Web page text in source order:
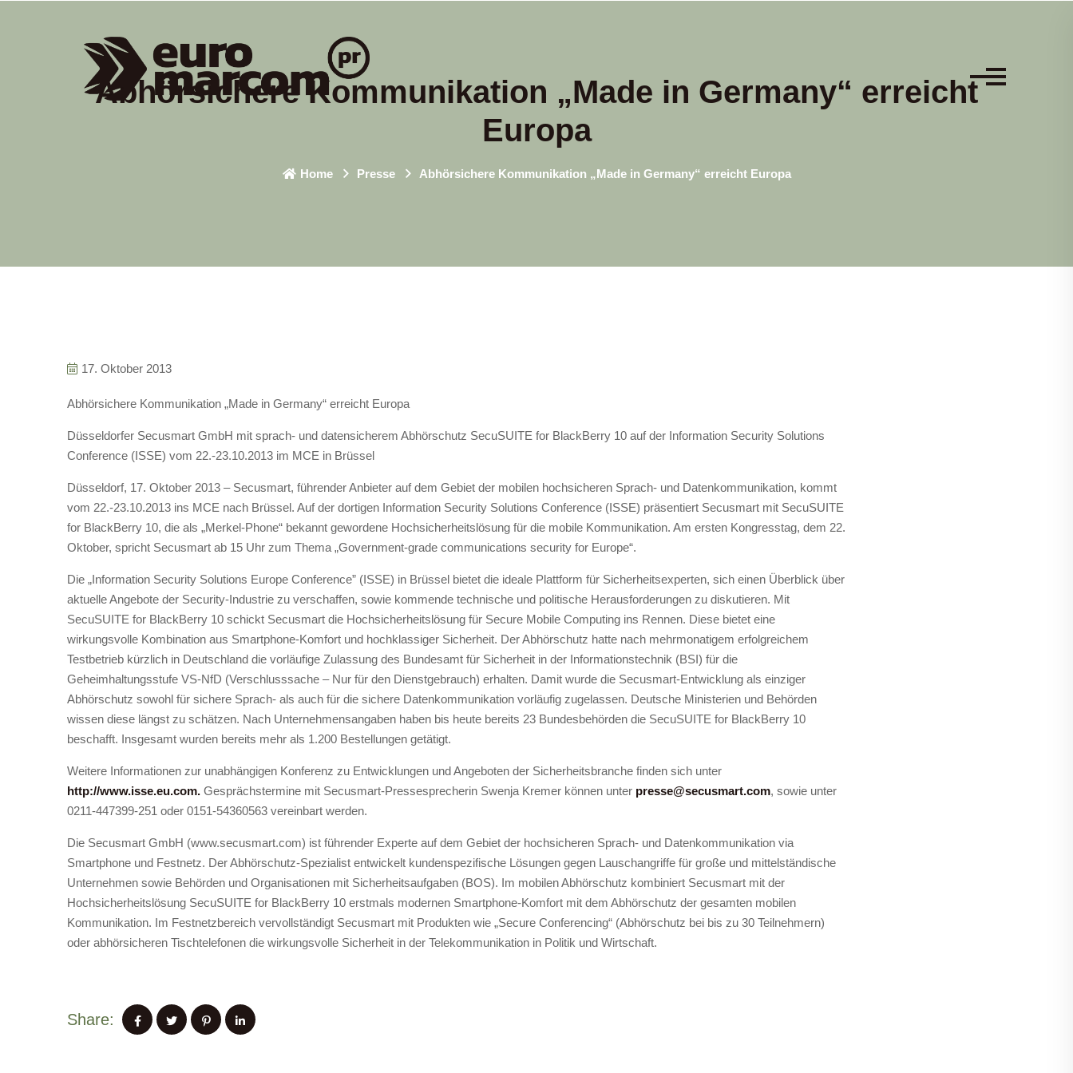
Abhörsichere Kommunikation „Made in Germany“ erreicht
Europa
Home Presse Abhörsichere Kommunikation „Made in Germany“ erreicht Europa
17. Oktober 2013
Abhörsichere Kommunikation „Made in Germany“ erreicht Europa
Düsseldorfer Secusmart GmbH mit sprach- und datensicherem Abhörschutz SecuSUITE for BlackBerry 10 auf der Information Security Solutions
Conference (ISSE) vom 22.-23.10.2013 im MCE in Brüssel
Düsseldorf, 17. Oktober 2013 – Secusmart, führender Anbieter auf dem Gebiet der mobilen hochsicheren Sprach- und Datenkommunikation, kommt
vom 22.-23.10.2013 ins MCE nach Brüssel. Auf der dortigen Information Security Solutions Conference (ISSE) präsentiert Secusmart mit SecuSUITE
for BlackBerry 10, die als „Merkel-Phone“ bekannt gewordene Hochsicherheitslösung für die mobile Kommunikation. Am ersten Kongresstag, dem 22.
Oktober, spricht Secusmart ab 15 Uhr zum Thema „Government-grade communications security for Europe“.
Die „Information Security Solutions Europe Conference” (ISSE) in Brüssel bietet die ideale Plattform für Sicherheitsexperten, sich einen Überblick über
aktuelle Angebote der Security-Industrie zu verschaffen, sowie kommende technische und politische Herausforderungen zu diskutieren. Mit
SecuSUITE for BlackBerry 10 schickt Secusmart die Hochsicherheitslösung für Secure Mobile Computing ins Rennen. Diese bietet eine
wirkungsvolle Kombination aus Smartphone-Komfort und hochklassiger Sicherheit. Der Abhörschutz hatte nach mehrmonatigem erfolgreichem
Testbetrieb kürzlich in Deutschland die vorläufige Zulassung des Bundesamt für Sicherheit in der Informationstechnik (BSI) für die
Geheimhaltungsstufe VS-NfD (Verschlusssache – Nur für den Dienstgebrauch) erhalten. Damit wurde die Secusmart-Entwicklung als einziger
Abhörschutz sowohl für sichere Sprach- als auch für die sichere Datenkommunikation vorläufig zugelassen. Deutsche Ministerien und Behörden
wissen diese längst zu schätzen. Nach Unternehmensangaben haben bis heute bereits 23 Bundesbehörden die SecuSUITE for BlackBerry 10
beschafft. Insgesamt wurden bereits mehr als 1.200 Bestellungen getätigt.
Weitere Informationen zur unabhängigen Konferenz zu Entwicklungen und Angeboten der Sicherheitsbranche finden sich unter
http://www.isse.eu.com. Gesprächstermine mit Secusmart-Pressesprecherin Swenja Kremer können unter presse@secusmart.com, sowie unter
0211-447399-251 oder 0151-54360563 vereinbart werden.
Die Secusmart GmbH (www.secusmart.com) ist führender Experte auf dem Gebiet der hochsicheren Sprach- und Datenkommunikation via
Smartphone und Festnetz. Der Abhörschutz-Spezialist entwickelt kundenspezifische Lösungen gegen Lauschangriffe für große und mittelständische
Unternehmen sowie Behörden und Organisationen mit Sicherheitsaufgaben (BOS). Im mobilen Abhörschutz kombiniert Secusmart mit der
Hochsicherheitslösung SecuSUITE for BlackBerry 10 erstmals modernen Smartphone-Komfort mit dem Abhörschutz der gesamten mobilen
Kommunikation. Im Festnetzbereich vervollständigt Secusmart mit Produkten wie „Secure Conferencing“ (Abhörschutz bei bis zu 30 Teilnehmern)
oder abhörsicheren Tischtelefonen die wirkungsvolle Sicherheit in der Telekommunikation in Politik und Wirtschaft.
Share: